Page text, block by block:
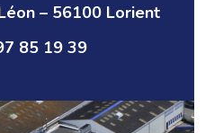
– 56100 Lorient
85 19 39